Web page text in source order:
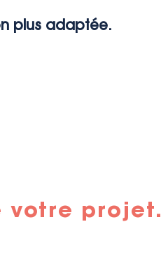
plus adaptée.
votre projet.